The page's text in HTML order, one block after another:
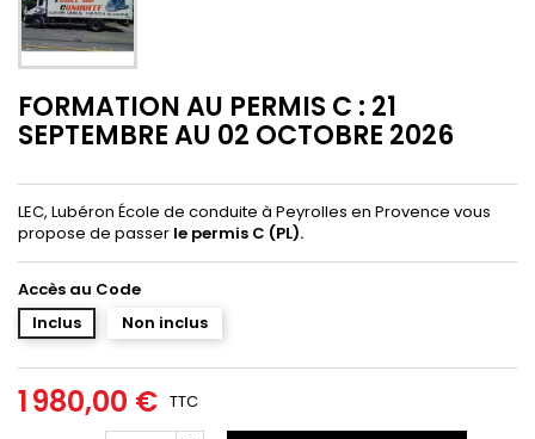
FORMATION AU PERMIS C : 21
SEPTEMBRE AU 02 OCTOBRE 2026
LEC, Lubéron École de conduite à Peyrolles en Provence vous
propose de passer le permis C (PL).
Accès au Code
Inclus
Non inclus
1 980,00 € TTC